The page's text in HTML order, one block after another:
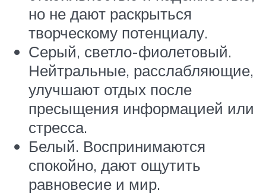
но не дают раскрыться
творческому потенциалу.
Серый, светло-фиолетовый.
Нейтральные, расслабляющие,
улучшают отдых после
пресыщения информацией или
стресса.
Белый. Воспринимаются
спокойно, дают ощутить
равновесие и мир.